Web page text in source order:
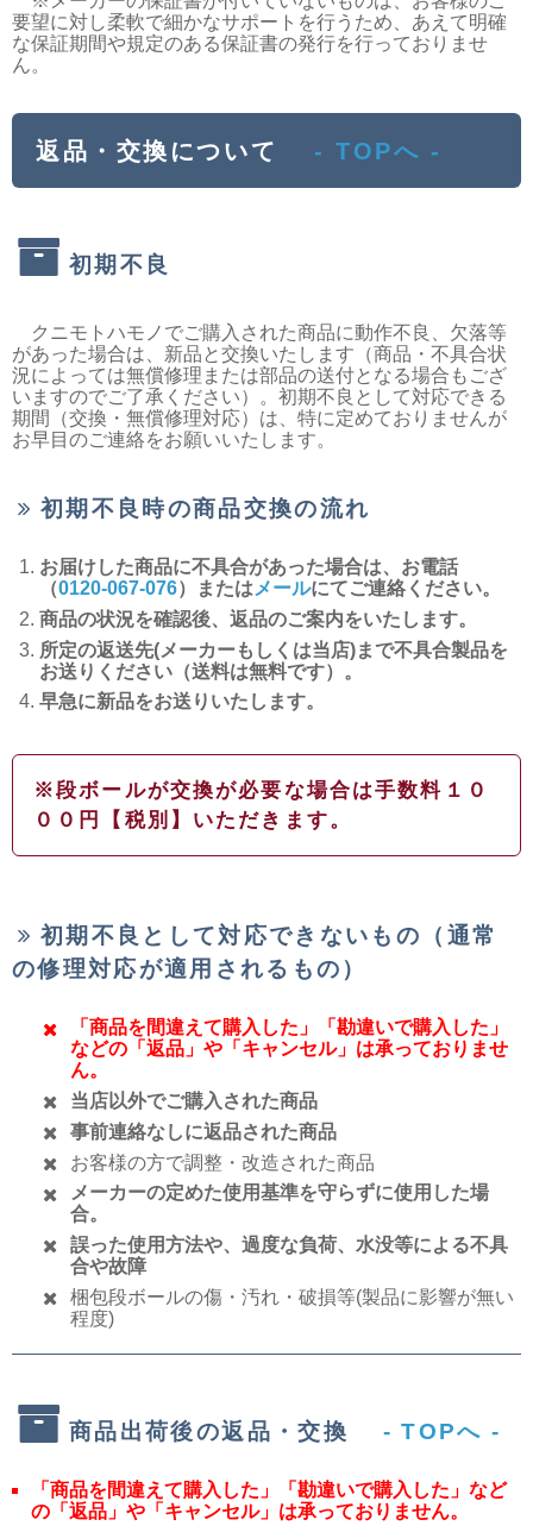
要望に対し柔軟で細かなサポートを行うため、あえて明確
な保証期間や規定のある保証書の発行を行っておりませ
ん。
返品・交換について - TOPへ -
初期不良
クニモトハモノでご購入された商品に動作不良、欠落等
があった場合は、新品と交換いたします（商品・不具合状
況によっては無償修理または部品の送付となる場合もござ
いますのでご了承ください）。初期不良として対応できる
期間（交換・無償修理対応）は、特に定めておりませんが
お早目のご連絡をお願いいたします。
初期不良時の商品交換の流れ
お届けした商品に不具合があった場合は、お電話
（0120-067-076）または メールにてご連絡ください。
商品の状況を確認後、返品のご案内をいたします。
所定の返送先(メーカーもしくは当店)まで不具合製品を
お送りください（送料は無料です）。
早急に新品をお送りいたします。
※段ボールが交換が必要な場合は手数料１０
００円【税別】いただきます。
初期不良として対応できないもの（通常
の修理対応が適用されるもの）
「商品を間違えて購入した」「勘違いで購入した」
などの「返品」や「キャンセル」は承っておりませ
ん。
当店以外でご購入された商品
事前連絡なしに返品された商品
お客様の方で調整・改造された商品
メーカーの定めた使用基準を守らずに使用した場
合。
誤った使用方法や、過度な負荷、水没等による不具
合や故障
梱包段ボールの傷・汚れ・破損等(製品に影響が無い
程度)
商品出荷後の返品・交換 - TOPへ -
「商品を間違えて購入した」「勘違いで購入した」など
の「返品」や「キャンセル」は承っておりません。